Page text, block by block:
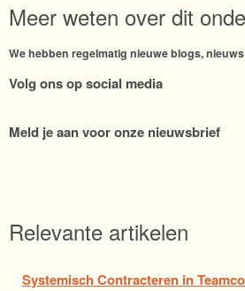
Meer weten over dit
We hebben regelmatig nieuwe blogs,
Volg ons op social media
Meld je aan voor onze nieuwsbrief
Relevante artikelen
Systemisch Contracteren in